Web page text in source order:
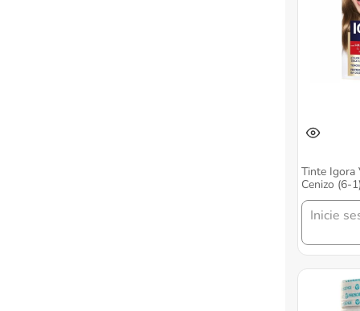
Tinte Igora
Cenizo (6-
Tinte +
Inicie